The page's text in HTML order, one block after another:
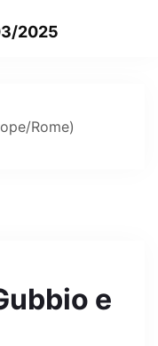
2025
e
Rome)